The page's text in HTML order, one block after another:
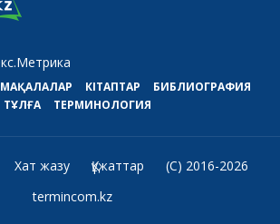
МАҚАЛАЛАР КІТАПТАР
БИБЛИОГРАФИЯ
ТҰЛҒА
ТЕРМИНОЛОГИЯ
Хат жазу Құжаттар
(C) 2016-2026
termincom.kz